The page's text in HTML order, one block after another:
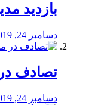
بازدید
دسامبر 24, 2019
تصادف
دسامبر 24, 2019